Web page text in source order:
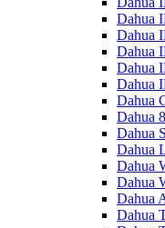
Dahua
Dahua
Dahua
Dahua
Dahua
Dahua
Dahua
Dahua
Dahua
Dahua
Dahua
Dahua
Dahua